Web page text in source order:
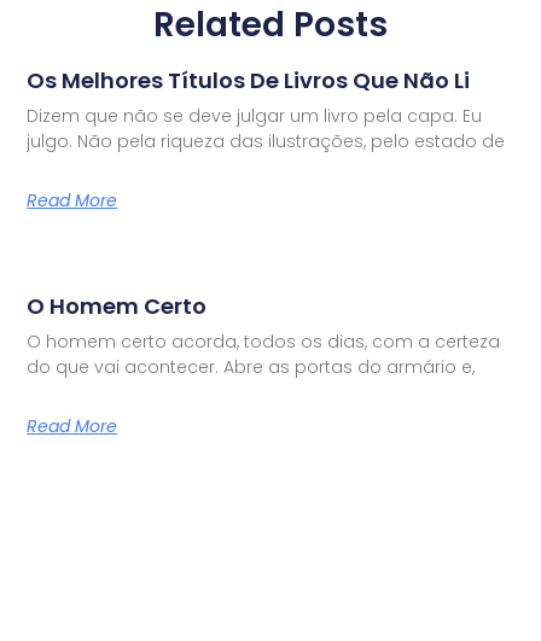
Related Posts
Os Melhores Títulos De Livros Que Não Li
Dizem que não se deve julgar um livro pela capa. Eu
julgo. Não pela riqueza das ilustrações, pelo estado de
Read More
O Homem Certo
O homem certo acorda, todos os dias, com a certeza
do que vai acontecer. Abre as portas do armário e,
Read More